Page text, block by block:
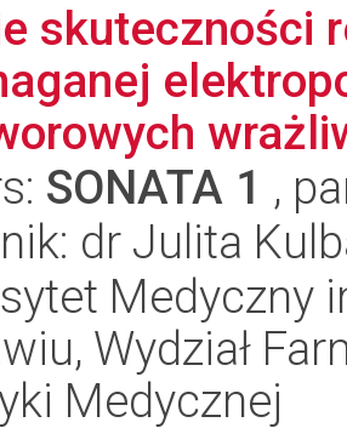
skuteczności
SONATA 1 ,
dr Julita
Medyczny
Wydział
Medycznej